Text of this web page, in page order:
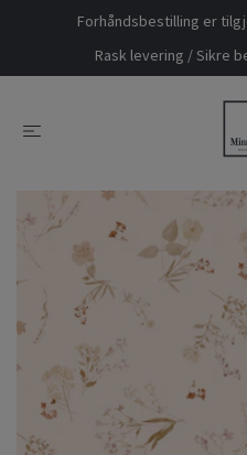
Forhåndsbestilling er
Rask levering / Sikre